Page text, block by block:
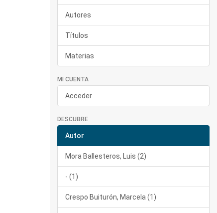
Autores
Títulos
Materias
MI CUENTA
Acceder
DESCUBRE
Autor
Mora Ballesteros, Luis (2)
- (1)
Crespo Buiturón, Marcela (1)